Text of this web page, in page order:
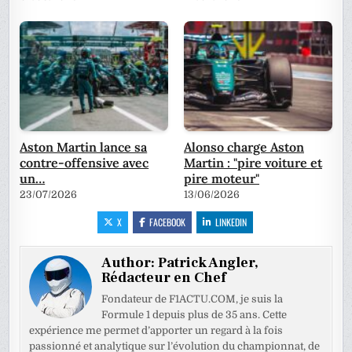
Aston Martin lance sa
contre-offensive avec
un…
23/07/2026
Alonso charge Aston
Martin : "pire voiture et
pire moteur"
13/06/2026
X FACEBOOK LINKEDIN
Author:Patrick Angler,
Rédacteur en Chef
Fondateur de F1ACTU.COM, je suis la
Formule 1 depuis plus de 35 ans. Cette
expérience me permet d’apporter un regard à la fois
passionné et analytique sur l’évolution du championnat, de